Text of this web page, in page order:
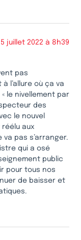
juillet 2022 à 8h39
pas
l’allure où ça va
le nivellement par
des
le nouvel
aux
pas s’arranger.
qui a osé
public
pour tous nos
de baisser et